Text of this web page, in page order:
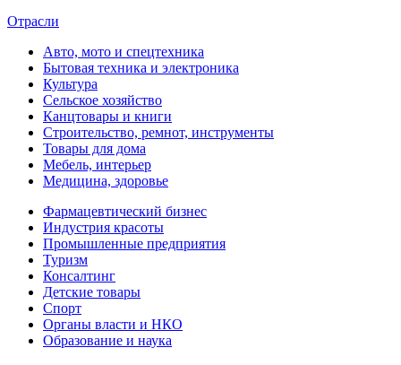
Отрасли
Авто, мото и спецтехника
Бытовая техника и электроника
Культура
Сельское хозяйство
Канцтовары и книги
Строительство, ремнот, инструменты
Товары для дома
Мебель, интерьер
Медицина, здоровье
Фармацевтический бизнес
Индустрия красоты
Промышленные предприятия
Туризм
Консалтинг
Детские товары
Спорт
Органы власти и НКО
Образование и наука